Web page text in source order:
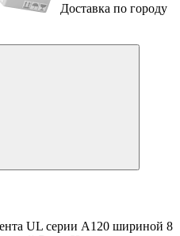
Доставка по городу
UL серии A120 шириной 8